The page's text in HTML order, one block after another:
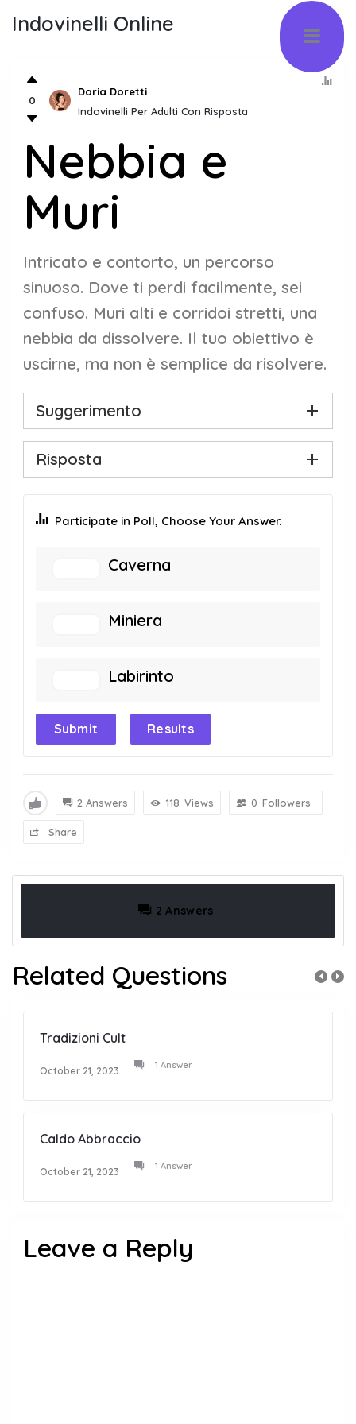
Indovinelli Online
0
Daria Doretti
Indovinelli Per Adulti Con Risposta
Nebbia e
Muri
Intricato e contorto, un percorso
sinuoso. Dove ti perdi facilmente, sei
confuso. Muri alti e corridoi stretti, una
nebbia da dissolvere. Il tuo obiettivo è
uscirne, ma non è semplice da risolvere.
Suggerimento
Risposta
Participate in Poll, Choose Your Answer.
Caverna
Miniera
Labirinto
Submit Results
2 Answers 118 Views 0 Followers
Share
2 Answers
Related Questions
Tradizioni Cult
October 21, 2023 1 Answer
Caldo Abbraccio
October 21, 2023 1 Answer
Leave a Reply